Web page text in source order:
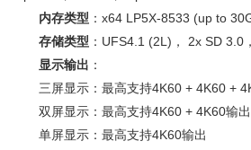
内存类型 ：x64 LP5X-8533 (up to
存储类型 ：UFS4.1 (2L)， 2x SD
显示输出 ：
三屏显示：最高支持4K60 + 4K60 +
双屏显示：最高支持4K60 + 4K60输出
单屏显示：最高支持4K60输出